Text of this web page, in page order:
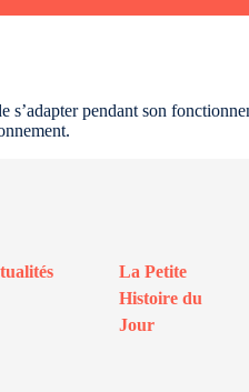
pendant son
La Petite
Histoire du
Jour